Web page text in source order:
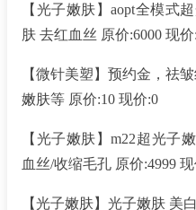
【光子嫩肤】aopt全模式
肤 去红血丝 原价:6000 现价
【微针美塑】预约金，祛
嫩肤等 原价:10 现价:0
【光子嫩肤】m22超光子
血丝/收缩毛孔 原价:4999
【光子嫩肤】光子嫩肤 美